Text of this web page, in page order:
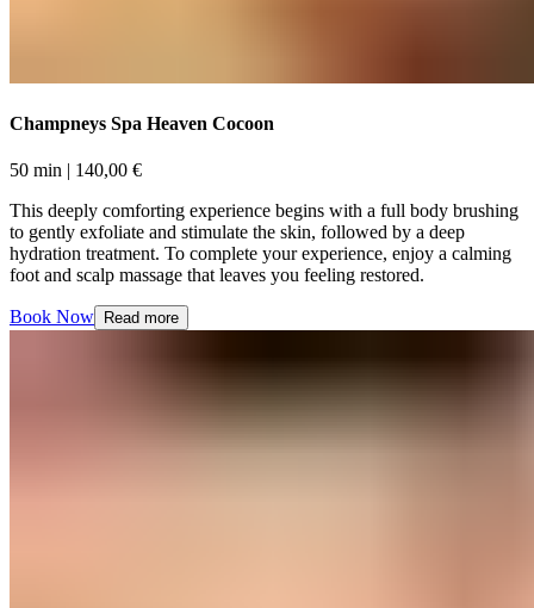
Champneys Spa Heaven Cocoon​​​​‌ ‍ ​‍​‍‌‍ ‌ ​‍‌‍‍‌‌‍‌ ‌‍‍‌‌‍ ‍​‍​‍​ ‍‍​‍​‍‌ ​ ‌‍​‌‌‍ ‍‌‍‍‌‌ ‌​‌ ‍‌​‍ ‍‌‍‍‌‌‍ ​‍​‍​‍ ​​‍​‍‌‍‍​‌ ​‍‌‍‌‌‌‍‌‍​‍​‍​ ‍‍​‍​‍‌‍‍​‌ ‌​‌ ‌​‌ ​​‌ ​ ​ ‍‍​‍ ​‍ ‌‍ ​​‍ ‌‌‍​‌‌‍ ‍‌‍‌​​‍ ‌‌ ​‍​‍ ‌‌‍‍​‌‍ ‌ ‌​‌‍‌‌‌‍ ​‌ ​ ​‍ ‌‌ ​ ‌ ‌​‌ ‌‌‌‍‌​‌‍‍‌‌‍ ​‍ ‍‌ ‌‍‌‍‌‌‌ ​‍‌‍​ ‌‍‌‌‌‍ ​​‍ ‍‌‍​‌‌ ​​‌ ​​​‍ ‌‍‍‌‌‍ ‍‌ ‌​‌‍‌‌‌‍ ‍‌ ‌​​‍ ‌‍‌‌‌‍‌​‌‍‍‌‌ ‌​​‍ ‌‍ ‌‌‍ ‌‍‌​‌‍‌‌​ ‌‌ ​​‌ ​‍‌‍‌‌‌ ​ ‌‍‌‌‌‍ ‍‌ ‌​‌‍​‌‌ ‌​‌‍‍‌‌‍ ‌‍ ‍​ ‍ ‌‍‍‌‌‍‌​​ ‌‌‍​‌​ ‌​‌‍‌‍​ ‌‌‌‍‌​​ ​​​ ​ ‌‍‌‌​‍ ‌‌‍​‍‌‍‌‍​ ‍‌​ ​ ​‍ ‌​ ‌​​ ​‍​ ​‌​ ​‌​‍ ‌‌‍​‌​ ​‍​ ‌ ‌‍​ ​‍ ‌​ ​‍​ ‌‌​ ‌​‌‍​ ‌‍​ ‌‍​‍​ ​​​ ​​​ ​‍‌‍​‌​ ‌‍‌‍​ ​ ‍ ‌ ‌​‌ ‍‌‌ ​​‌‍‌‌​ ‌‌‍‍​‌‍ ‌ ‌​‌‍‌‌‌‍ ​‌‌‌​‌ ​‍‌‍‌‌‌‍​‌‌ ‌​‌‍ ‌‌‍‌‌‌‍ ‍‌ ‌​​ ‍ ‌ ​​‌‍​‌‌ ‌​‌‍‍​​ ‌‌ ‌​‌‍‍‌‌ ‌​‌‍ ​‌‍‌‌​ ‌‍​‍‌‍​‌‌ ​ ‌‍‌‌‌‌‌‌‌ ​‍‌‍ ​​ ‌‌‍‍​‌ ‌​‌ ‌​‌ ​​‌ ​ ​‍‌‌​ ​ ‌​​‌​‍‌‌​ ​‍‌​‌‍​‍‌‌​ ​‍‌​‌‍‌‍ ​​‍ ‌‌‍​‌‌‍ ‍‌‍‌​​‍ ‌‌ ​‍​‍ ‌‌‍‍​‌‍ ‌ ‌​‌‍‌‌‌‍ ​‌ ​ ​‍ ‌‌ ​ ‌ ‌​‌ ‌‌‌‍‌​‌‍‍‌‌‍ ​‍ ‍‌ ‌‍‌‍‌‌‌ ​‍‌‍​ ‌‍‌‌‌‍ ​​‍ ‍‌‍​‌‌ ​​‌ ​​​‍‌‍‌‍‍‌‌‍‌​​ ‌‌‍​‌​ ‌​‌‍‌‍​ ‌‌‌‍‌​​ ​​​ ​ ‌‍‌‌​‍ ‌‌‍​‍‌‍‌‍​ ‍‌​ ​ ​‍ ‌​ ‌​​ ​‍​ ​‌​ ​‌​‍ ‌‌‍​‌​ ​‍​ ‌ ‌‍​ ​‍ ‌​ ​‍​ ‌‌​ ‌​‌‍​ ‌‍​ ‌‍​‍​ ​​​ ​​​ ​‍‌‍​‌​ ‌‍‌‍​ ​‍‌‍‌ ‌​‌ ‍‌‌ ​​‌‍‌‌​ ‌‌‍‍​‌‍ ‌ ‌​‌‍‌‌‌‍ ​‌‌‌​‌ ​‍‌‍‌‌‌‍​‌‌ ‌​‌‍ ‌‌‍‌‌‌‍ ‍‌ ‌​​‍‌‍‌ ​​‌‍​‌‌ ‌​‌‍‍​​ ‌‌ ‌​‌‍‍‌‌ ‌​‌‍ ​‌‍‌‌​‍‌‍‌ ​​‌‍‌‌‌ ​‍‌ ​ ‌ ​​‌‍‌‌‌‍​ ‌ ‌​‌‍‍‌‌ ‌‍‌‍‌‌​ ‌‌ ​​‌ ‌‌‌‍​‍‌‍ ​‌‍‍‌‌ ​ ‌‍‍​‌‍‌‌‌‍‌​​‍​‍‌ ‌
50 min​​​​‌ ‍ ​‍​‍‌‍ ‌ ​‍‌‍‍‌‌‍‌ ‌‍‍‌‌‍ ‍​‍​‍​ ‍‍​‍​‍‌ ​ ‌‍​‌‌‍ ‍‌‍‍‌‌ ‌​‌ ‍‌​‍ ‍‌‍‍‌‌‍ ​‍​‍​‍ ​​‍​‍‌‍‍​‌ ​‍‌‍‌‌‌‍‌‍​‍​‍​ ‍‍​‍​‍‌‍‍​‌ ‌​‌ ‌​‌ ​​‌ ​ ​ ‍‍​‍ ​‍ ‌‍ ​​‍ ‌‌‍​‌‌‍ ‍‌‍‌​​‍ ‌‌ ​‍​‍ ‌‌‍‍​‌‍ ‌ ‌​‌‍‌‌‌‍ ​‌ ​ ​‍ ‌‌ ​ ‌ ‌​‌ ‌‌‌‍‌​‌‍‍‌‌‍ ​‍ ‍‌ ‌‍‌‍‌‌‌ ​‍‌‍​ ‌‍‌‌‌‍ ​​‍ ‍‌‍​‌‌ ​​‌ ​​​‍ ‌‍‍‌‌‍ ‍‌ ‌​‌‍‌‌‌‍ ‍‌ ‌​​‍ ‌‍‌‌‌‍‌​‌‍‍‌‌ ‌​​‍ ‌‍ ‌‌‍ ‌‍‌​‌‍‌‌​ ‌‌ ​​‌ ​‍‌‍‌‌‌ ​ ‌‍‌‌‌‍ ‍‌ ‌​‌‍​‌‌ ‌​‌‍‍‌‌‍ ‌‍ ‍​ ‍ ‌‍‍‌‌‍‌​​ ‌‌‍​‌​ ‌​‌‍‌‍​ ‌‌‌‍‌​​ ​​​ ​ ‌‍‌‌​‍ ‌‌‍​‍‌‍‌‍​ ‍‌​ ​ ​‍ ‌​ ‌​​ ​‍​ ​‌​ ​‌​‍ ‌‌‍​‌​ ​‍​ ‌ ‌‍​ ​‍ ‌​ ​‍​ ‌‌​ ‌​‌‍​ ‌‍​ ‌‍​‍​ ​​​ ​​​ ​‍‌‍​‌​ ‌‍‌‍​ ​ ‍ ‌ ‌​‌ ‍‌‌ ​​‌‍‌‌​ ‌‌‍‍​‌‍ ‌ ‌​‌‍‌‌‌‍ ​‌‌‌​‌ ​‍‌‍‌‌‌‍​‌‌ ‌​‌‍ ‌‌‍‌‌‌‍ ‍‌ ‌​​ ‍ ‌ ​​‌‍​‌‌ ‌​‌‍‍​​ ‌‌ ‌​‌‍‍‌‌‍ ‌‌‍‌‌​ ‌‍​‍‌‍​‌‌ ​ ‌‍‌‌‌‌‌‌‌ ​‍‌‍ ​​ ‌‌‍‍​‌ ‌​‌ ‌​‌ ​​‌ ​ ​‍‌‌​ ​ ‌​​‌​‍‌‌​ ​‍‌​‌‍​‍‌‌​ ​‍‌​‌‍‌‍ ​​‍ ‌‌‍​‌‌‍ ‍‌‍‌​​‍ ‌‌ ​‍​‍ ‌‌‍‍​‌‍ ‌ ‌​‌‍‌‌‌‍ ​‌ ​ ​‍ ‌‌ ​ ‌ ‌​‌ ‌‌‌‍‌​‌‍‍‌‌‍ ​‍ ‍‌ ‌‍‌‍‌‌‌ ​‍‌‍​ ‌‍‌‌‌‍ ​​‍ ‍‌‍​‌‌ ​​‌ ​​​‍‌‍‌‍‍‌‌‍‌​​ ‌‌‍​‌​ ‌​‌‍‌‍​ ‌‌‌‍‌​​ ​​​ ​ ‌‍‌‌​‍ ‌‌‍​‍‌‍‌‍​ ‍‌​ ​ ​‍ ‌​ ‌​​ ​‍​ ​‌​ ​‌​‍ ‌‌‍​‌​ ​‍​ ‌ ‌‍​ ​‍ ‌​ ​‍​ ‌‌​ ‌​‌‍​ ‌‍​ ‌‍​‍​ ​​​ ​​​ ​‍‌‍​‌​ ‌‍‌‍​ ​‍‌‍‌ ‌​‌ ‍‌‌ ​​‌‍‌‌​ ‌‌‍‍​‌‍ ‌ ‌​‌‍‌‌‌‍ ​‌‌‌​‌ ​‍‌‍‌‌‌‍​‌‌ ‌​‌‍ ‌‌‍‌‌‌‍ ‍‌ ‌​​‍‌‍‌ ​​‌‍​‌‌ ‌​‌‍‍​​ ‌‌ ‌​‌‍‍‌‌‍ ‌‌‍‌‌​‍‌‍‌ ​​‌‍‌‌‌ ​‍‌ ​ ‌ ​​‌‍‌‌‌‍​ ‌ ‌​‌‍‍‌‌ ‌‍‌‍‌‌​ ‌‌ ​​‌ ‌‌‌‍​‍‌‍ ​‌‍‍‌‌ ​ ‌‍‍​‌‍‌‌‌‍‌​​‍​‍‌ ‌ | 140,00 €​​​​‌ ‍ ​‍​‍‌‍ ‌ ​‍‌‍‍‌‌‍‌ ‌‍‍‌‌‍ ‍​‍​‍​ ‍‍​‍​‍‌ ​ ‌‍​‌‌‍ ‍‌‍‍‌‌ ‌​‌ ‍‌​‍ ‍‌‍‍‌‌‍ ​‍​‍​‍ ​​‍​‍‌‍‍​‌ ​‍‌‍‌‌‌‍‌‍​‍​‍​ ‍‍​‍​‍‌‍‍​‌ ‌​‌ ‌​‌ ​​‌ ​ ​ ‍‍​‍ ​‍ ‌‍ ​​‍ ‌‌‍​‌‌‍ ‍‌‍‌​​‍ ‌‌ ​‍​‍ ‌‌‍‍​‌‍ ‌ ‌​‌‍‌‌‌‍ ​‌ ​ ​‍ ‌‌ ​ ‌ ‌​‌ ‌‌‌‍‌​‌‍‍‌‌‍ ​‍ ‍‌ ‌‍‌‍‌‌‌ ​‍‌‍​ ‌‍‌‌‌‍ ​​‍ ‍‌‍​‌‌ ​​‌ ​​​‍ ‌‍‍‌‌‍ ‍‌ ‌​‌‍‌‌‌‍ ‍‌ ‌​​‍ ‌‍‌‌‌‍‌​‌‍‍‌‌ ‌​​‍ ‌‍ ‌‌‍ ‌‍‌​‌‍‌‌​ ‌‌ ​​‌ ​‍‌‍‌‌‌ ​ ‌‍‌‌‌‍ ‍‌ ‌​‌‍​‌‌ ‌​‌‍‍‌‌‍ ‌‍ ‍​ ‍ ‌‍‍‌‌‍‌​​ ‌‌‍​‌​ ‌​‌‍‌‍​ ‌‌‌‍‌​​ ​​​ ​ ‌‍‌‌​‍ ‌‌‍​‍‌‍‌‍​ ‍‌​ ​ ​‍ ‌​ ‌​​ ​‍​ ​‌​ ​‌​‍ ‌‌‍​‌​ ​‍​ ‌ ‌‍​ ​‍ ‌​ ​‍​ ‌‌​ ‌​‌‍​ ‌‍​ ‌‍​‍​ ​​​ ​​​ ​‍‌‍​‌​ ‌‍‌‍​ ​ ‍ ‌ ‌​‌ ‍‌‌ ​​‌‍‌‌​ ‌‌‍‍​‌‍ ‌ ‌​‌‍‌‌‌‍ ​‌‌‌​‌ ​‍‌‍‌‌‌‍​‌‌ ‌​‌‍ ‌‌‍‌‌‌‍ ‍‌ ‌​​ ‍ ‌ ​​‌‍​‌‌ ‌​‌‍‍​​ ‌‌ ​​‌ ​‍‌‍‍‌‌‍​ ‌‍‌‌​ ‌‍​‍‌‍​‌‌ ​ ‌‍‌‌‌‌‌‌‌ ​‍‌‍ ​​ ‌‌‍‍​‌ ‌​‌ ‌​‌ ​​‌ ​ ​‍‌‌​ ​ ‌​​‌​‍‌‌​ ​‍‌​‌‍​‍‌‌​ ​‍‌​‌‍‌‍ ​​‍ ‌‌‍​‌‌‍ ‍‌‍‌​​‍ ‌‌ ​‍​‍ ‌‌‍‍​‌‍ ‌ ‌​‌‍‌‌‌‍ ​‌ ​ ​‍ ‌‌ ​ ‌ ‌​‌ ‌‌‌‍‌​‌‍‍‌‌‍ ​‍ ‍‌ ‌‍‌‍‌‌‌ ​‍‌‍​ ‌‍‌‌‌‍ ​​‍ ‍‌‍​‌‌ ​​‌ ​​​‍‌‍‌‍‍‌‌‍‌​​ ‌‌‍​‌​ ‌​‌‍‌‍​ ‌‌‌‍‌​​ ​​​ ​ ‌‍‌‌​‍ ‌‌‍​‍‌‍‌‍​ ‍‌​ ​ ​‍ ‌​ ‌​​ ​‍​ ​‌​ ​‌​‍ ‌‌‍​‌​ ​‍​ ‌ ‌‍​ ​‍ ‌​ ​‍​ ‌‌​ ‌​‌‍​ ‌‍​ ‌‍​‍​ ​​​ ​​​ ​‍‌‍​‌​ ‌‍‌‍​ ​‍‌‍‌ ‌​‌ ‍‌‌ ​​‌‍‌‌​ ‌‌‍‍​‌‍ ‌ ‌​‌‍‌‌‌‍ ​‌‌‌​‌ ​‍‌‍‌‌‌‍​‌‌ ‌​‌‍ ‌‌‍‌‌‌‍ ‍‌ ‌​​‍‌‍‌ ​​‌‍​‌‌ ‌​‌‍‍​​ ‌‌ ​​‌ ​‍‌‍‍‌‌‍​ ‌‍‌‌​‍‌‍‌ ​​‌‍‌‌‌ ​‍‌ ​ ‌ ​​‌‍‌‌‌‍​ ‌ ‌​‌‍‍‌‌ ‌‍‌‍‌‌​ ‌‌ ​​‌ ‌‌‌‍​‍‌‍ ​‌‍‍‌‌ ​ ‌‍‍​‌‍‌‌‌‍‌​​‍​‍‌ ‌
This deeply comforting experience begins with a full body brushing
to gently exfoliate and stimulate the skin, followed by a deep
hydration treatment. To complete your experience, enjoy a calming
foot and scalp massage that leaves you feeling restored.​​​​‌ ‍ ​‍​‍‌‍ ‌ ​‍‌‍‍‌‌‍‌ ‌‍‍‌‌‍ ‍​‍​‍​ ‍‍​‍​‍‌ ​ ‌‍​‌‌‍ ‍‌‍‍‌‌ ‌​‌ ‍‌​‍ ‍‌‍‍‌‌‍ ​‍​‍​‍ ​​‍​‍‌‍‍​‌ ​‍‌‍‌‌‌‍‌‍​‍​‍​ ‍‍​‍​‍‌‍‍​‌ ‌​‌ ‌​‌ ​​‌ ​ ​ ‍‍​‍ ​‍ ‌‍ ​​‍ ‌‌‍​‌‌‍ ‍‌‍‌​​‍ ‌‌ ​‍​‍ ‌‌‍‍​‌‍ ‌ ‌​‌‍‌‌‌‍ ​‌ ​ ​‍ ‌‌ ​ ‌ ‌​‌ ‌‌‌‍‌​‌‍‍‌‌‍ ​‍ ‍‌ ‌‍‌‍‌‌‌ ​‍‌‍​ ‌‍‌‌‌‍ ​​‍ ‍‌‍​‌‌ ​​‌ ​​​‍ ‌‍‍‌‌‍ ‍‌ ‌​‌‍‌‌‌‍ ‍‌ ‌​​‍ ‌‍‌‌‌‍‌​‌‍‍‌‌ ‌​​‍ ‌‍ ‌‌‍ ‌‍‌​‌‍‌‌​ ‌‌ ​​‌ ​‍‌‍‌‌‌ ​ ‌‍‌‌‌‍ ‍‌ ‌​‌‍​‌‌ ‌​‌‍‍‌‌‍ ‌‍ ‍​ ‍ ‌‍‍‌‌‍‌​​ ‌‌‍​‌​ ‌​‌‍‌‍​ ‌‌‌‍‌​​ ​​​ ​ ‌‍‌‌​‍ ‌‌‍​‍‌‍‌‍​ ‍‌​ ​ ​‍ ‌​ ‌​​ ​‍​ ​‌​ ​‌​‍ ‌‌‍​‌​ ​‍​ ‌ ‌‍​ ​‍ ‌​ ​‍​ ‌‌​ ‌​‌‍​ ‌‍​ ‌‍​‍​ ​​​ ​​​ ​‍‌‍​‌​ ‌‍‌‍​ ​ ‍ ‌ ‌​‌ ‍‌‌ ​​‌‍‌‌​ ‌‌‍‍​‌‍ ‌ ‌​‌‍‌‌‌‍ ​‌‌‌​‌ ​‍‌‍‌‌‌‍​‌‌ ‌​‌‍ ‌‌‍‌‌‌‍ ‍‌ ‌​​ ‍ ‌ ​​‌‍​‌‌ ‌​‌‍‍​​ ‌‌‍‌​‌‍‌‌‌ ​ ‌‍​ ‌ ​‍‌‍‍‌‌ ​​‌ ‌​‌‍‍‌‌‍ ‌‍ ‍​ ‌‍​‍‌‍​‌‌ ​ ‌‍‌‌‌‌‌‌‌ ​‍‌‍ ​​ ‌‌‍‍​‌ ‌​‌ ‌​‌ ​​‌ ​ ​‍‌‌​ ​ ‌​​‌​‍‌‌​ ​‍‌​‌‍​‍‌‌​ ​‍‌​‌‍‌‍ ​​‍ ‌‌‍​‌‌‍ ‍‌‍‌​​‍ ‌‌ ​‍​‍ ‌‌‍‍​‌‍ ‌ ‌​‌‍‌‌‌‍ ​‌ ​ ​‍ ‌‌ ​ ‌ ‌​‌ ‌‌‌‍‌​‌‍‍‌‌‍ ​‍ ‍‌ ‌‍‌‍‌‌‌ ​‍‌‍​ ‌‍‌‌‌‍ ​​‍ ‍‌‍​‌‌ ​​‌ ​​​‍‌‍‌‍‍‌‌‍‌​​ ‌‌‍​‌​ ‌​‌‍‌‍​ ‌‌‌‍‌​​ ​​​ ​ ‌‍‌‌​‍ ‌‌‍​‍‌‍‌‍​ ‍‌​ ​ ​‍ ‌​ ‌​​ ​‍​ ​‌​ ​‌​‍ ‌‌‍​‌​ ​‍​ ‌ ‌‍​ ​‍ ‌​ ​‍​ ‌‌​ ‌​‌‍​ ‌‍​ ‌‍​‍​ ​​​ ​​​ ​‍‌‍​‌​ ‌‍‌‍​ ​‍‌‍‌ ‌​‌ ‍‌‌ ​​‌‍‌‌​ ‌‌‍‍​‌‍ ‌ ‌​‌‍‌‌‌‍ ​‌‌‌​‌ ​‍‌‍‌‌‌‍​‌‌ ‌​‌‍ ‌‌‍‌‌‌‍ ‍‌ ‌​​‍‌‍‌ ​​‌‍​‌‌ ‌​‌‍‍​​ ‌‌‍‌​‌‍‌‌‌ ​ ‌‍​ ‌ ​‍‌‍‍‌‌ ​​‌ ‌​‌‍‍‌‌‍ ‌‍ ‍​‍‌‍‌ ​​‌‍‌‌‌ ​‍‌ ​ ‌ ​​‌‍‌‌‌‍​ ‌ ‌​‌‍‍‌‌ ‌‍‌‍‌‌​ ‌‌ ​​‌ ‌‌‌‍​‍‌‍ ​‌‍‍‌‌ ​ ‌‍‍​‌‍‌‌‌‍‌​​‍​‍‌ ‌
Book Now​​​​‌ ‍ ​‍​‍‌‍ ‌ ​‍‌‍‍‌‌‍‌ ‌‍‍‌‌‍ ‍​‍​‍​ ‍‍​‍​‍‌ ​ ‌‍​‌‌‍ ‍‌‍‍‌‌ ‌​‌ ‍‌​‍ ‍‌‍‍‌‌‍ ​‍​‍​‍ ​​‍​‍‌‍‍​‌ ​‍‌‍‌‌‌‍‌‍​‍​‍​ ‍‍​‍​‍‌‍‍​‌ ‌​‌ ‌​‌ ​​‌ ​ ​ ‍‍​‍ ​‍ ‌‍ ​​‍ ‌‌‍​‌‌‍ ‍‌‍‌​​‍ ‌‌ ​‍​‍ ‌‌‍‍​‌‍ ‌ ‌​‌‍‌‌‌‍ ​‌ ​ ​‍ ‌‌ ​ ‌ ‌​‌ ‌‌‌‍‌​‌‍‍‌‌‍ ​‍ ‍‌ ‌‍‌‍‌‌‌ ​‍‌‍​ ‌‍‌‌‌‍ ​​‍ ‍‌‍​‌‌ ​​‌ ​​​‍ ‌‍‍‌‌‍ ‍‌ ‌​‌‍‌‌‌‍ ‍‌ ‌​​‍ ‌‍‌‌‌‍‌​‌‍‍‌‌ ‌​​‍ ‌‍ ‌‌‍ ‌‍‌​‌‍‌‌​ ‌‌ ​​‌ ​‍‌‍‌‌‌ ​ ‌‍‌‌‌‍ ‍‌ ‌​‌‍​‌‌ ‌​‌‍‍‌‌‍ ‌‍ ‍​ ‍ ‌‍‍‌‌‍‌​​ ‌‌‍​‌​ ‌​‌‍‌‍​ ‌‌‌‍‌​​ ​​​ ​ ‌‍‌‌​‍ ‌‌‍​‍‌‍‌‍​ ‍‌​ ​ ​‍ ‌​ ‌​​ ​‍​ ​‌​ ​‌​‍ ‌‌‍​‌​ ​‍​ ‌ ‌‍​ ​‍ ‌​ ​‍​ ‌‌​ ‌​‌‍​ ‌‍​ ‌‍​‍​ ​​​ ​​​ ​‍‌‍​‌​ ‌‍‌‍​ ​ ‍ ‌ ‌​‌ ‍‌‌ ​​‌‍‌‌​ ‌‌‍‍​‌‍ ‌ ‌​‌‍‌‌‌‍ ​‌‌‌​‌ ​‍‌‍‌‌‌‍​‌‌ ‌​‌‍ ‌‌‍‌‌‌‍ ‍‌ ‌​​ ‍ ‌ ​​‌‍​‌‌ ‌​‌‍‍​​ ‌‌‍​ ‌ ‌​‌‍​‌​‍ ‍‌‍ ​‌‍​‌‌‍​‍‌‍‌‌‌‍ ​​ ‌‍​‍‌‍​‌‌ ​ ‌‍‌‌‌‌‌‌‌ ​‍‌‍ ​​ ‌‌‍‍​‌ ‌​‌ ‌​‌ ​​‌ ​ ​‍‌‌​ ​ ‌​​‌​‍‌‌​ ​‍‌​‌‍​‍‌‌​ ​‍‌​‌‍‌‍ ​​‍ ‌‌‍​‌‌‍ ‍‌‍‌​​‍ ‌‌ ​‍​‍ ‌‌‍‍​‌‍ ‌ ‌​‌‍‌‌‌‍ ​‌ ​ ​‍ ‌‌ ​ ‌ ‌​‌ ‌‌‌‍‌​‌‍‍‌‌‍ ​‍ ‍‌ ‌‍‌‍‌‌‌ ​‍‌‍​ ‌‍‌‌‌‍ ​​‍ ‍‌‍​‌‌ ​​‌ ​​​‍‌‍‌‍‍‌‌‍‌​​ ‌‌‍​‌​ ‌​‌‍‌‍​ ‌‌‌‍‌​​ ​​​ ​ ‌‍‌‌​‍ ‌‌‍​‍‌‍‌‍​ ‍‌​ ​ ​‍ ‌​ ‌​​ ​‍​ ​‌​ ​‌​‍ ‌‌‍​‌​ ​‍​ ‌ ‌‍​ ​‍ ‌​ ​‍​ ‌‌​ ‌​‌‍​ ‌‍​ ‌‍​‍​ ​​​ ​​​ ​‍‌‍​‌​ ‌‍‌‍​ ​‍‌‍‌ ‌​‌ ‍‌‌ ​​‌‍‌‌​ ‌‌‍‍​‌‍ ‌ ‌​‌‍‌‌‌‍ ​‌‌‌​‌ ​‍‌‍‌‌‌‍​‌‌ ‌​‌‍ ‌‌‍‌‌‌‍ ‍‌ ‌​​‍‌‍‌ ​​‌‍​‌‌ ‌​‌‍‍​​ ‌‌‍​ ‌ ‌​‌‍​‌​‍ ‍‌‍ ​‌‍​‌‌‍​‍‌‍‌‌‌‍ ​​‍‌‍‌ ​​‌‍‌‌‌ ​‍‌ ​ ‌ ​​‌‍‌‌‌‍​ ‌ ‌​‌‍‍‌‌ ‌‍‌‍‌‌​ ‌‌ ​​‌ ‌‌‌‍​‍‌‍ ​‌‍‍‌‌ ​ ‌‍‍​‌‍‌‌‌‍‌​​‍​‍‌ ‌ Read more